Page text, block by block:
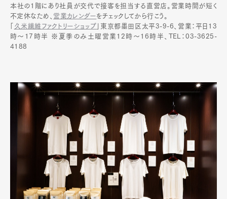
本社の1階にあり社員が交代で接客を担当する直営店。営業時間が短く
不定休なため、 営業カレンダーをチェックしてから行こう。
久米繊維ファクトリーショップ
」東京都墨田区太平3-9-6、営業：平日13
時～17時半 ※夏季のみ土曜営業12時～16時半、TEL：03-3625-
4188